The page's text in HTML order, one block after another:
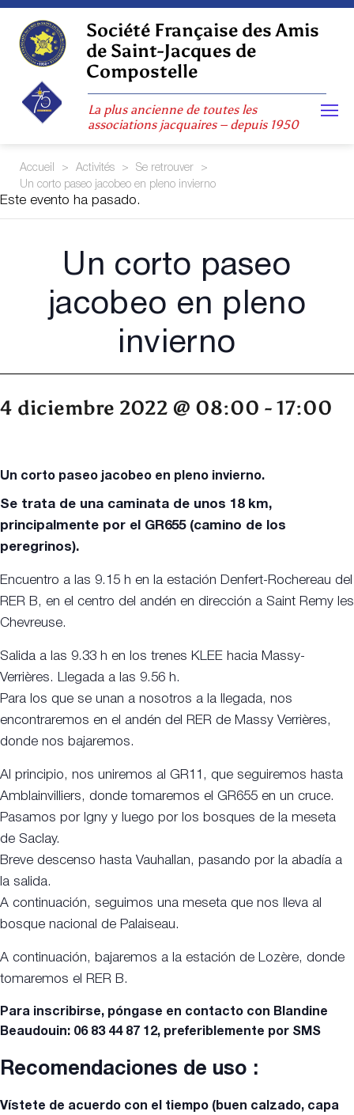
Skip
content
Société Française des Amis
de Saint-Jacques de
Compostelle
La plus ancienne de toutes les
associations jacquaires – depuis 1950
Accueil > Activités > Se retrouver
>
Un corto paseo jacobeo en pleno invierno
Este evento ha pasado.
Un corto paseo
jacobeo en pleno
invierno
4 diciembre 2022 @ 08:00 -17:00
Un corto paseo jacobeo en pleno invierno.
Se trata de una caminata de unos 18 km,
principalmente por el GR655 (camino de los
peregrinos).
Encuentro a las 9.15 h en la estación Denfert-Rochereau del
RER B, en el centro del andén en dirección a Saint Remy les
Chevreuse.
Salida a las 9.33 h en los trenes KLEE hacia Massy-
Verrières. Llegada a las 9.56 h.
Para los que se unan a nosotros a la llegada, nos
encontraremos en el andén del RER de Massy Verrières,
donde nos bajaremos.
Al principio, nos uniremos al GR11, que seguiremos hasta
Amblainvilliers, donde tomaremos el GR655 en un cruce.
Pasamos por Igny y luego por los bosques de la meseta
de Saclay.
Breve descenso hasta Vauhallan, pasando por la abadía a
la salida.
A continuación, seguimos una meseta que nos lleva al
bosque nacional de Palaiseau.
A continuación, bajaremos a la estación de Lozère, donde
tomaremos el RER B.
Para inscribirse, póngase en contacto con Blandine
Beaudouin: 06 83 44 87 12, preferiblemente por SMS
Recomendaciones de uso :
Vístete de acuerdo con el tiempo (buen calzado, capa